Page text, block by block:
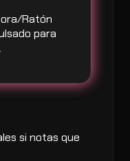
Ratón
para
si notas que